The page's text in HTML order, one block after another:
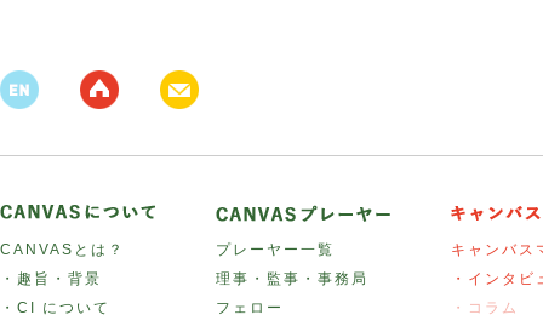
CANVASとは？
・趣旨・背景
・CI について
プレーヤー一覧
理事・監事・事務局
フェロー
キャンバス
・インタビ
・コラム